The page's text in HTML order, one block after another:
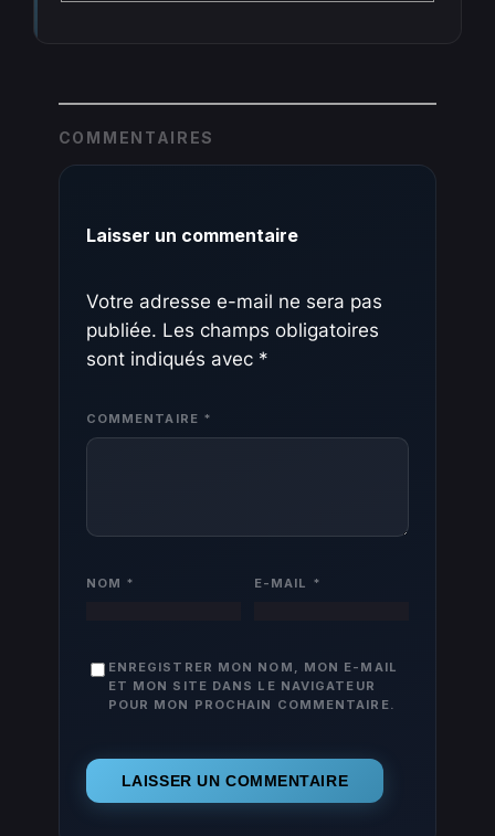
COMMENTAIRES
Laisser un commentaire
Votre adresse e-mail ne sera pas
publiée. Les champs obligatoires
sont indiqués avec *
COMMENTAIRE *
NOM * E-MAIL *
ENREGISTRER MON NOM, MON E-MAIL
ET MON SITE DANS LE NAVIGATEUR
POUR MON PROCHAIN COMMENTAIRE.